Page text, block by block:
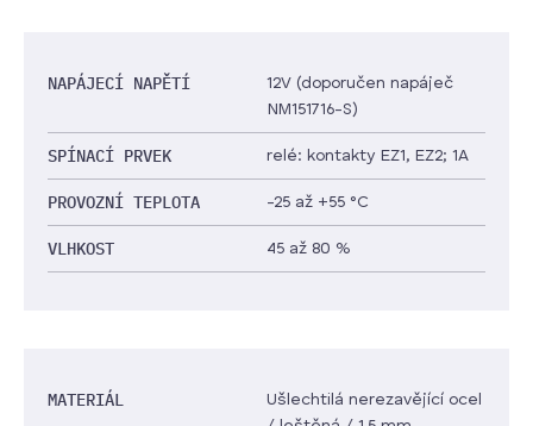
NAPÁJECÍ NAPĚTÍ
12V (doporučen napáječ
NM151716-S)
SPÍNACÍ PRVEK relé: kontakty EZ1, EZ2; 1A
PROVOZNÍ TEPLOTA -25 až +55 °C
VLHKOST 45 až 80 %
MATERIÁL
Ušlechtilá nerezavějící ocel